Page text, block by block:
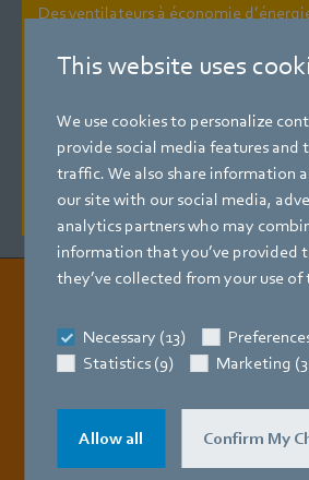
This website uses
We use cookies to personalize
provide social media features and
traffic. We also share information
our site with our social media,
analytics partners who may
information that you’ve provided
they’ve collected from your use of
Necessary (13)
Statistics (9)
Marketing
Allow all Confirm My
Des ventilateurs à économie
frigorifiques dotés d’un éclairage LED
commande intégrée de 0 – 10 VDC
la vitesse linéaire et d’un signal
surveillance de la vitesse. Aucun
ici nécessaire.
Toutes les